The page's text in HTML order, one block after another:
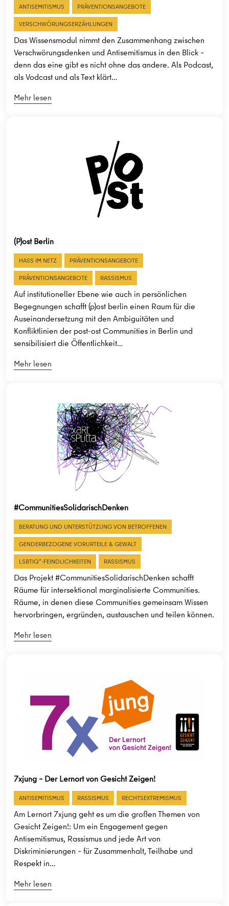
ANTISEMITISMUS
PRÄVENTIONSANGEBOTE
VERSCHWÖRUNGSERZÄHLUNGEN
Das Wissensmodul nimmt den Zusammenhang zwischen
Verschwörungsdenken und Antisemitismus in den Blick –
denn das eine gibt es nicht ohne das andere. Als Podcast,
als Vodcast und als Text klärt…
Mehr lesen
(P)ost Berlin
HASS IM NETZ
PRÄVENTIONSANGEBOTE
PRÄVENTIONSANGEBOTE
RASSISMUS
Auf institutioneller Ebene wie auch in persönlichen
Begegnungen schafft (p)ost berlin einen Raum für die
Auseinandersetzung mit den Ambiguitäten und
Konfliktlinien der post-ost Communities in Berlin und
sensibilisiert die Öffentlichkeit…
Mehr lesen
#CommunitiesSolidarischDenken
BERATUNG UND UNTERSTÜTZUNG VON BETROFFENEN
GENDERBEZOGENE VORURTEILE & GEWALT
LSBTIQ*-FEINDLICHKEITEN
RASSISMUS
Das Projekt #CommunitiesSolidarischDenken schafft
Räume für intersektional marginalisierte Communities.
Räume, in denen diese Communities gemeinsam Wissen
hervorbringen, ergründen, austauschen und teilen können.
Mehr lesen
7xjung – Der Lernort von Gesicht Zeigen!
ANTISEMITISMUS RASSISMUS RECHTSEXTREMISMUS
Am Lernort 7xjung geht es um die großen Themen von
Gesicht Zeigen!: Um ein Engagement gegen
Antisemitismus, Rassismus und jede Art von
Diskriminierungen – für Zusammenhalt, Teilhabe und
Respekt in…
Mehr lesen